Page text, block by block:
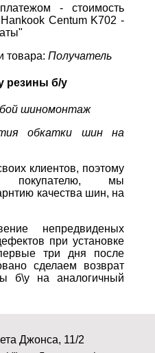
- стоимость
Centum K702 -
товара: Получатель
резины б/у
шиномонтаж
обкатки шин на
клиентов, поэтому
покупателю, мы
качества шин, на
непредвиденых
при установке
три дня после
сделаем возврат
б\у на аналогичный
Джонса, 11/2